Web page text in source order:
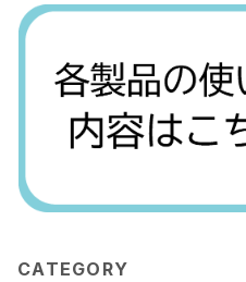
CATEGORY